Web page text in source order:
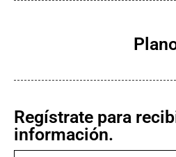
Regístrate para
información.